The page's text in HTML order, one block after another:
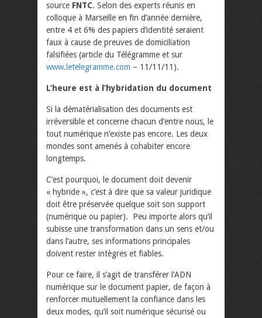
source FNTC. Selon des experts réunis en
colloque à Marseille en fin d’année dernière,
entre 4 et 6% des papiers d’identité seraient
faux à cause de preuves de domiciliation
falsifiées (article du Télégramme et sur
www.letelegramme.com – 11/11/11).
L’heure est à l’hybridation du document
Si la dématérialisation des documents est
irréversible et concerne chacun d’entre nous, le
tout numérique n’existe pas encore. Les deux
mondes sont amenés à cohabiter encore
longtemps.
C’est pourquoi, le document doit devenir
« hybride », c’est à dire que sa valeur juridique
doit être préservée quelque soit son support
(numérique ou papier). Peu importe alors qu’il
subisse une transformation dans un sens et/ou
dans l’autre, ses informations principales
doivent rester intègres et fiables.
Pour ce faire, il s’agit de transférer l’ADN
numérique sur le document papier, de façon à
renforcer mutuellement la confiance dans les
deux modes, qu’il soit numérique sécurisé ou